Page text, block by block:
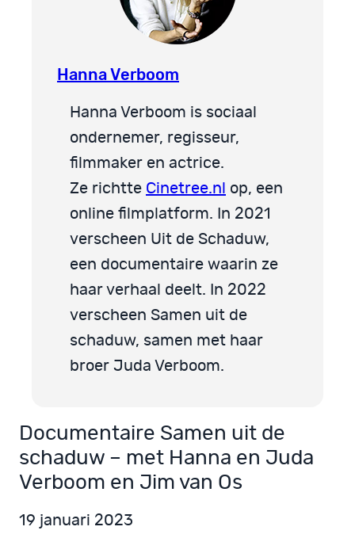
Hanna Verboom
Hanna Verboom is sociaal
ondernemer, regisseur,
filmmaker en actrice.
Ze richtte Cinetree.nl op, een
online filmplatform. In 2021
verscheen Uit de Schaduw,
een documentaire waarin ze
haar verhaal deelt. In 2022
verscheen Samen uit de
schaduw, samen met haar
broer Juda Verboom.
Documentaire Samen uit de
schaduw – met Hanna en Juda
Verboom en Jim van Os
19 januari 2023